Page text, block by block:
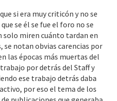
nada abrir de nuevo las salas si a
la actividad en el foro,
es encontrar gente que
gente que haga los proyectos.
si era muy criticón y no se
se él se fue el foro no se
miren cuánto tardan en
notan obvias carencias por
las épocas más muertas del
por detrás del Staff y
ese trabajo detrás daba
por eso el tema de los